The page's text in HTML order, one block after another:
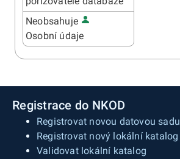
Neobsahuje
Osobní údaje
Registrace do NKOD
Registrovat novou datovou sadu
Registrovat nový lokální katalog
Validovat lokální katalog